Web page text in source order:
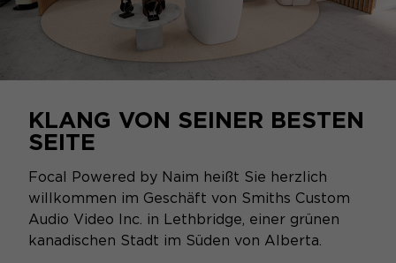
KLANG VON SEINER BESTEN
SEITE
Focal Powered by Naim heißt Sie herzlich
willkommen im Geschäft von Smiths Custom
Audio Video Inc. in Lethbridge, einer grünen
kanadischen Stadt im Süden von Alberta.